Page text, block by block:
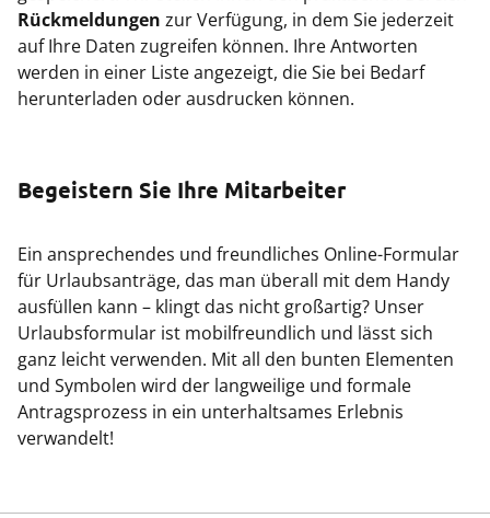
Rückmeldungen zur Verfügung, in dem Sie jederzeit
auf Ihre Daten zugreifen können. Ihre Antworten
werden in einer Liste angezeigt, die Sie bei Bedarf
herunterladen oder ausdrucken können.
Begeistern Sie Ihre Mitarbeiter
Ein ansprechendes und freundliches Online-Formular
für Urlaubsanträge, das man überall mit dem Handy
ausfüllen kann – klingt das nicht großartig? Unser
Urlaubsformular ist mobilfreundlich und lässt sich
ganz leicht verwenden. Mit all den bunten Elementen
und Symbolen wird der langweilige und formale
Antragsprozess in ein unterhaltsames Erlebnis
verwandelt!